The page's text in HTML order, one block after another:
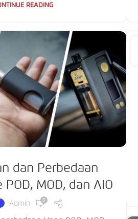
READING
dan Perbedaan
MOD, dan AIO
Admin 0